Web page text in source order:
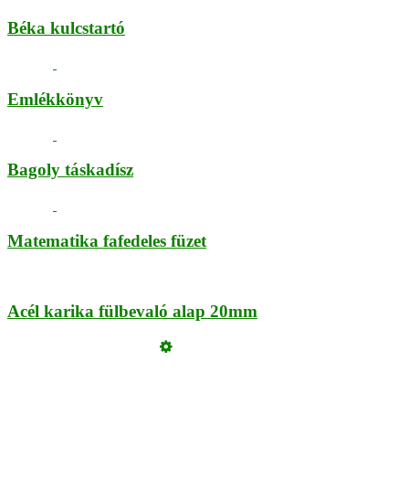
Béka kulcstartó
Emlékkönyv
Bagoly táskadísz
Matematika fafedeles füzet
Acél karika fülbevaló alap 20mm